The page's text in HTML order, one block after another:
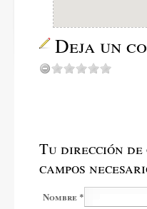
Deja un
Tu dirección
campos
Nombre *